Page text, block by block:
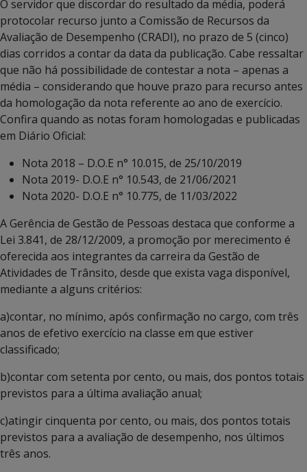
O servidor que discordar do resultado da média, poderá
protocolar recurso junto a Comissão de Recursos da
Avaliação de Desempenho (CRADI), no prazo de 5 (cinco)
dias corridos a contar da data da publicação. Cabe ressaltar
que não há possibilidade de contestar a nota – apenas a
média – considerando que houve prazo para recurso antes
da homologação da nota referente ao ano de exercício.
Confira quando as notas foram homologadas e publicadas
em Diário Oficial:
Nota 2018 – D.O.E n° 10.015, de 25/10/2019
Nota 2019- D.O.E n° 10.543, de 21/06/2021
Nota 2020- D.O.E n° 10.775, de 11/03/2022
A Gerência de Gestão de Pessoas destaca que conforme a
Lei 3.841, de 28/12/2009, a promoção por merecimento é
oferecida aos integrantes da carreira da Gestão de
Atividades de Trânsito, desde que exista vaga disponível,
mediante a alguns critérios:
a)contar, no mínimo, após confirmação no cargo, com três
anos de efetivo exercício na classe em que estiver
classificado;
b)contar com setenta por cento, ou mais, dos pontos totais
previstos para a última avaliação anual;
c)atingir cinquenta por cento, ou mais, dos pontos totais
previstos para a avaliação de desempenho, nos últimos
três anos.